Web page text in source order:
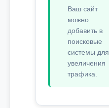
Ваш сайт
можно
добавить в
поисковые
системы для
увеличения
трафика.